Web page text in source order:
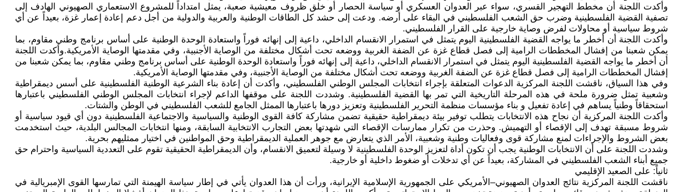
وأكدت اللجنة أن مخطط التهجير القسري، سواء عبر العدوان العسكري أو سياسة الحصار أو خلق ظروف معيشية صعبة، يمثل امتداداً للمشروع الاستعماري الصهيوني الهادف إلى
تصفية القضية الفلسطينية وضرب حق الشعب الفلسطيني في البقاء على أرضه. ودعت إلى حشد كل الطاقات الوطنية والعربية والدولية من أجل دعم إعادة إعمار غزة، بعيداً عن أي
شروط سياسية أو محاولات لفرض وصاية خارجية على القرار الفلسطيني.
وأكدت اللجنة أن أخطر ما يواجه القضية الفلسطينية اليوم يتمثل في استمرار الانقسام الداخلي، داعية إلى إنهائه فوراً واستعادة الوحدة الوطنية على أساس برنامج وطني مقاوم، بما
يمكن شعبنا من إفشال المخططات الرامية إلى فصل قطاع غزة عن الضفة الغربية ووضعه تحت أشكال مختلفة من الوصاية الأجنبية، وفي مقدمتها الوصاية الأمريكية.وأكدت اللجنة
أن أخطر ما يواجه القضية الفلسطينية اليوم يتمثل في استمرار الانقسام الداخلي، داعية إلى إنهائه فوراً واستعادة الوحدة الوطنية على أساس برنامج وطني مقاوم، بما يمكن شعبنا من
إفشال المخططات الرامية إلى فصل قطاع غزة عن الضفة الغربية ووضعه تحت أشكال مختلفة من الوصاية الأجنبية، وفي مقدمتها الوصاية الأمريكية.
وفي هذا السياق، ناقشت اللجنة المركزية الدعوات المتعلقة بإجراء انتخابات المجلس الوطني الفلسطيني، وأكدت أن إعادة بناء الشرعية الوطنية الفلسطينية على أسس ديمقراطية
وشعبية تمثل ضرورة ملحة في هذه المرحلة التاريخية التي تمر بها القضية الفلسطينية. وشددت اللجنة على موقفها الداعم لإجراء انتخابات المجلس الوطني الفلسطيني باعتبارها
استحقاقاً وطنياً يساهم في إعادة تفعيل و بناء مؤسسات منظمة التحرير الفلسطينية وتعزيز دورها باعتبارها الممثل الجامع للشعب الفلسطيني في الوطن والشتات.
وأكدت اللجنة المركزية أن نجاح هذه الانتخابات يتطلب توفير بيئة ديمقراطية حقيقية تضمن مشاركة كافة القوى الوطنية والسياسية والاجتماعية الفلسطينية دون أي قيود سياسية أو
شروط مسبقة تهدف إلى الإقصاء أو التهميش. وحذرت من تكرار ممارسات الإقصاء التي شهدتها بعض التجارب الانتخابية السابقة، ومنها انتخابات المجالس البلدية، حيث استخدمت
بعض الشروط والإجراءات لمنع مشاركة قوى وفعاليات وطنية وشعبية، الأمر الذي يتعارض مع جوهر العملية الديمقراطية وحق المواطنين في اختيار ممثليهم بحرية.
وشددت اللجنة على أن الانتخابات الوطنية يجب أن تكون أداة لتعزيز الوحدة الفلسطينية لا وسيلة لتعميق الانقسام، وأن الديمقراطية الحقيقية تقوم على التعددية السياسية واحترام حق
جميع أبناء الشعب الفلسطيني في المشاركة، بعيداً عن أي تدخلات أو ضغوط داخلية أو خارجية.
ثانياً: على الصعيد الإقليمي
ناقشت اللجنة المركزية نتائج العدوان الصهيوني–الأمريكي على الجمهورية الإسلامية الإيرانية، ورأت أن هذا العدوان يأتي في إطار سياسة الهيمنة التي تمارسها القوى الإمبريالية في